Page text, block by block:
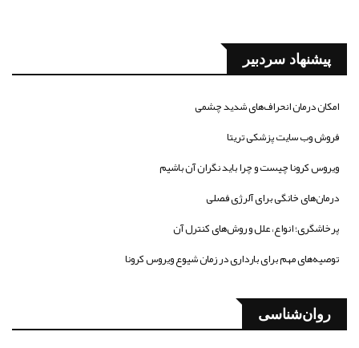
پیشنهاد سردبیر
امکان درمان انحراف‌های شدید چشمی
فروش وب سایت پزشکی تریتا
ویروس کرونا چیست و چرا باید نگران آن باشیم
درمان‌های خانگی برای آلرژی فصلی
پرخاشگری؛ انواع، علل و روش‌های کنترل آن
توصیه‌های مهم برای بارداری در زمان شیوع ویروس کرونا
روان‌شناسی